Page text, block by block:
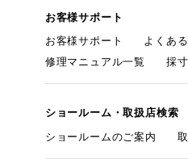
お客様サポート
お客様サポート
よくあ
修理マニュアル一覧
採
ショールーム・取扱店検索
ショールームのご案内